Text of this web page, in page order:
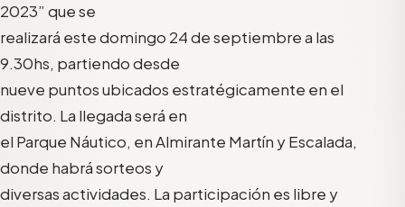
2023” que se
realizará este domingo 24 de septiembre a las
9.30hs, partiendo desde
nueve puntos ubicados estratégicamente en el
distrito. La llegada será en
el Parque Náutico, en Almirante Martín y Escalada,
donde habrá sorteos y
diversas actividades. La participación es libre y